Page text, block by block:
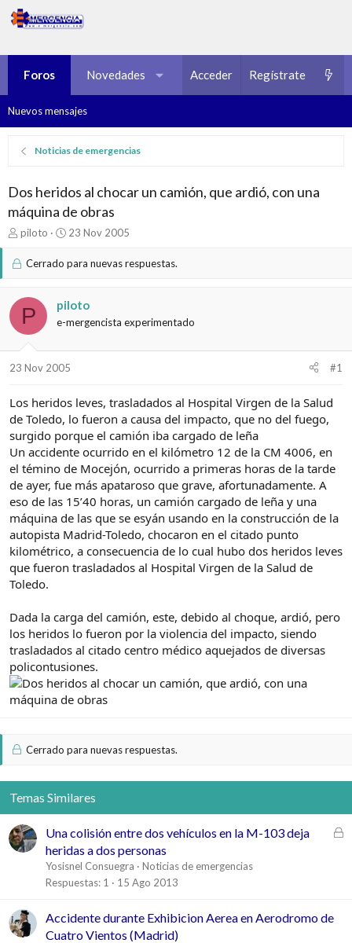
Foros Novedades Multimedia Recursos
Acceder Regístrate
Nuevos mensajes
Noticias de emergencias
Dos heridos al chocar un camión, que ardió, con una
máquina de obras
I
i
a
d
o
e
t
e
a
piloto
F
c
d
c
o
23 Nov 2005
Cerrado para nuevas respuestas.
P piloto
e-mergencista experimentado
23 Nov 2005 #1
Los heridos leves, trasladados al Hospital Virgen de la Salud
de Toledo, lo fueron a causa del impacto, que no del fuego,
surgido porque el camión iba cargado de leña
Un accidente ocurrido en el kilómetro 12 de la CM 4006, en
el témino de Mocejón, ocurrido a primeras horas de la tarde
de ayer, fue más apataroso que grave, afortunadamente. A
eso de las 15’40 horas, un camión cargado de leña y una
máquina de las que se esyán usando en la construcción de la
autopista Madrid-Toledo, chocaron en el citado punto
kilométrico, a consecuencia de lo cual hubo dos heridos leves
que fueron trasladados al Hospital Virgen de la Salud de
Toledo.
Dada la carga del camión, este, debido al choque, ardió, pero
los heridos lo fueron por la violencia del impacto, siendo
trasladados al citado centro médico aquejados de diversas
policontusiones.
Cerrado para nuevas respuestas.
Temas Similares
C
Una colisión entre dos vehículos en la M-103 deja
heridas a dos personas
Yosisnel Consuegra
Noticias de emergencias
Respuestas 1 15 Ago 2013
Accidente durante Exhibicion Aerea en Aerodromo de
Cuatro Vientos (Madrid)